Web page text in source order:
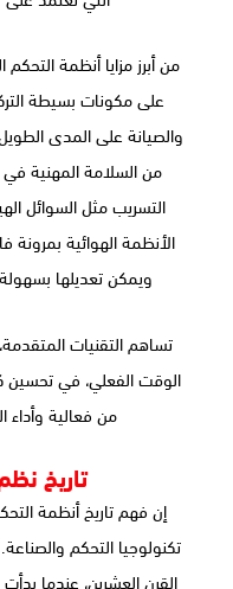
من أبرز مزايا أنظمة
على مكونات بسيطة
والصيانة على المدى
من السلامة المهنية
التسريب مثل السوائل
الأنظمة الهوائية
ويمكن تعديلها بسهولة
تساهم التقنيات
الوقت الفعلي، في تحسين
من فعالية وأداء
تاريخ
إن فهم تاريخ أنظمة
تكنولوجيا التحكم
القرن العشرين، عندما